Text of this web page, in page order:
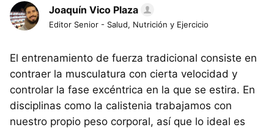
Joaquín Vico Plaza
Editor Senior - Salud, Nutrición y Ejercicio
El entrenamiento de fuerza tradicional consiste en
contraer la musculatura con cierta velocidad y
controlar la fase excéntrica en la que se estira. En
disciplinas como la calistenia trabajamos con
nuestro propio peso corporal, así que lo ideal es